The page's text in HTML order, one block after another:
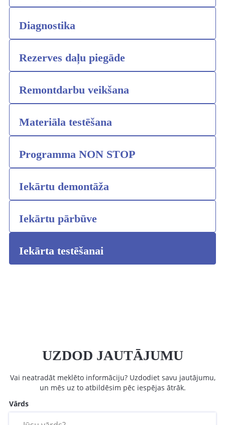
Diagnostika
Rezerves daļu piegāde
Remontdarbu veikšana
Materiāla testēšana
Programma NON STOP
Iekārtu demontāža
Iekārtu pārbūve
Iekārta testēšanai
UZDOD JAUTĀJUMU
Vai neatradāt meklēto informāciju? Uzdodiet savu jautājumu,
un mēs uz to atbildēsim pēc iespējas ātrāk.
Vārds